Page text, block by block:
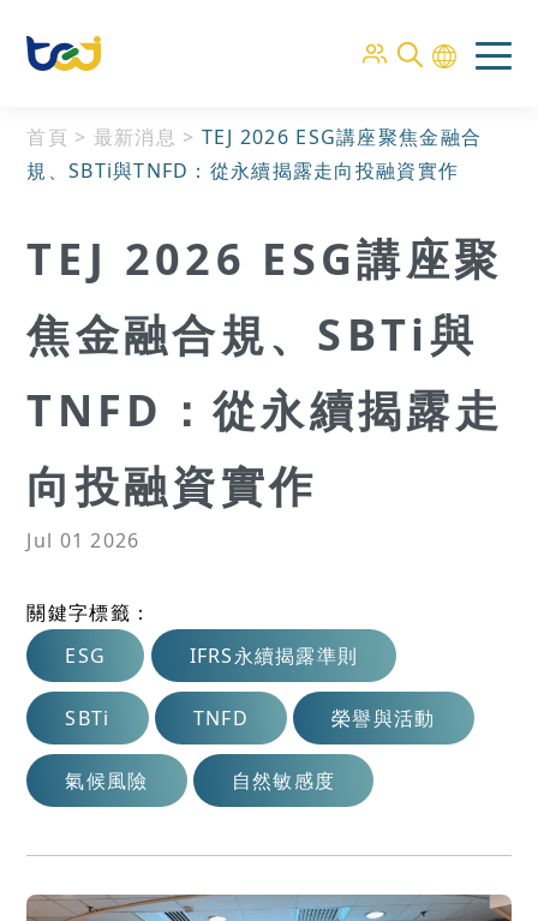
首頁 > 最新消息 > TEJ 2026 ESG講座聚焦金融合
規、SBTi與TNFD：從永續揭露走向投融資實作
TEJ 2026 ESG講座聚
焦金融合規、SBTi與
TNFD：從永續揭露走
向投融資實作
Jul 01 2026
關鍵字標籤：
ESG
IFRS永續揭露準則
SBTi TNFD 榮譽與活動
氣候風險 自然敏感度